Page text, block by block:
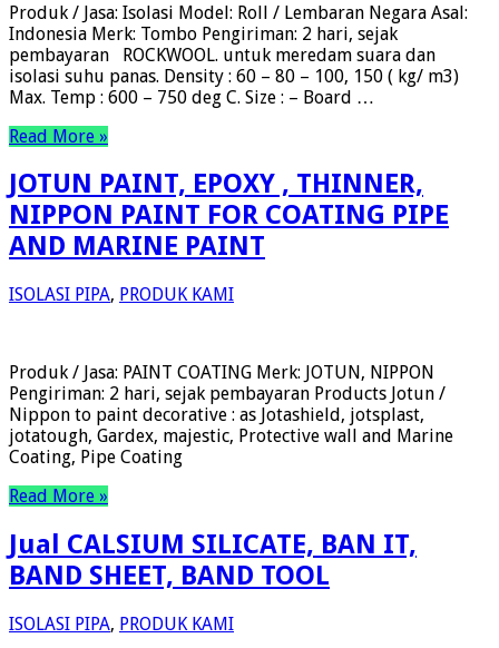
Produk / Jasa: Isolasi Model: Roll / Lembaran Negara Asal:
Indonesia Merk: Tombo Pengiriman: 2 hari, sejak
pembayaran ROCKWOOL. untuk meredam suara dan
isolasi suhu panas. Density : 60 – 80 – 100, 150 ( kg/ m3)
Max. Temp : 600 – 750 deg C. Size : – Board …
Read More »
JOTUN PAINT, EPOXY , THINNER,
NIPPON PAINT FOR COATING PIPE
AND MARINE PAINT
ISOLASI PIPA, PRODUK KAMI
Produk / Jasa: PAINT COATING Merk: JOTUN, NIPPON
Pengiriman: 2 hari, sejak pembayaran Products Jotun /
Nippon to paint decorative : as Jotashield, jotsplast,
jotatough, Gardex, majestic, Protective wall and Marine
Coating, Pipe Coating
Read More »
Jual CALSIUM SILICATE, BAN IT,
BAND SHEET, BAND TOOL
ISOLASI PIPA, PRODUK KAMI